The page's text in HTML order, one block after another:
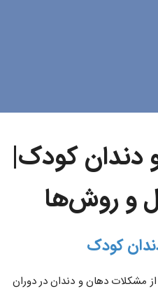
کودک|
و روش‌ها
کودک
مشکلات دهان و دندان در دوران